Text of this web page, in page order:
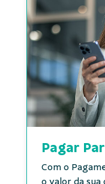
Pagar
Com o
o valor da sua